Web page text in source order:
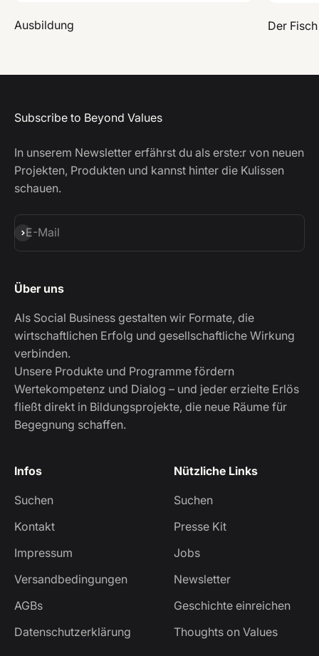
Ausbildung Der
Subscribe to Beyond Values
In unserem Newsletter erfährst du als erste:r von neuen
Projekten, Produkten und kannst hinter die Kulissen
schauen.
E-Mail
Abonnieren
Über uns
Als Social Business gestalten wir Formate, die
wirtschaftlichen Erfolg und gesellschaftliche Wirkung
verbinden.
Unsere Produkte und Programme fördern
Wertekompetenz und Dialog – und jeder erzielte Erlös
fließt direkt in Bildungsprojekte, die neue Räume für
Begegnung schaffen.
Infos
Suchen
Kontakt
Impressum
Versandbedingungen
AGBs
Datenschutzerklärung
Nützliche Links
Suchen
Presse Kit
Jobs
Newsletter
Geschichte einreichen
Thoughts on Values